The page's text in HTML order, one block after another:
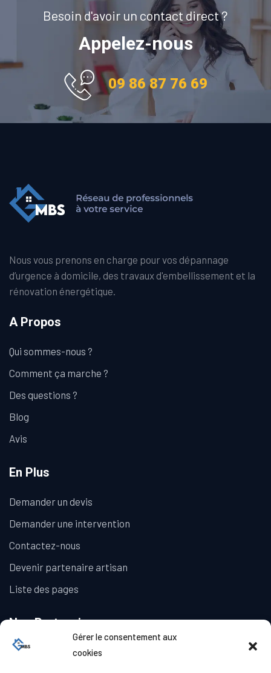
Gérer le consentement aux
cookies
Besoin d'avoir un contact direct ?
Appelez-nous
09 86 87 76 69
Nous vous prenons en charge pour vos dépannage
d’urgence à domicile, des travaux d'embellissement et la
rénovation énergétique.
A Propos
Qui sommes-nous ?
Comment ça marche ?
Des questions ?
Blog
Avis
En Plus
Demander un devis
Demander une intervention
Contactez-nous
Devenir partenaire artisan
Liste des pages
Nos Partenaires
La Galerie Immobilière